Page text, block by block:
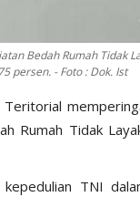
Bedah Rumah Tidak
persen. - Foto : Dok. Ist
Teritorial
Rumah Tidak
TNI